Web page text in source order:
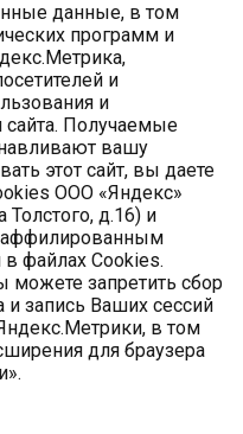
данные, в том
программ и
и
и
сайта. Получаемые
вашу
этот сайт, вы даете
ООО «Яндекс»
д.16) и
аффилированным
файлах Cookies.
запретить сбор
и запись Ваших сессий
в том
для браузера